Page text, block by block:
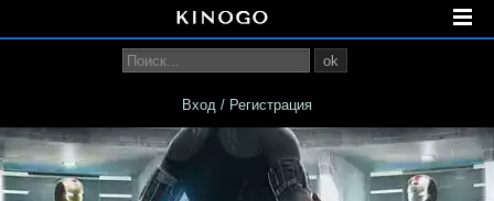
ok
Вход / Регистрация